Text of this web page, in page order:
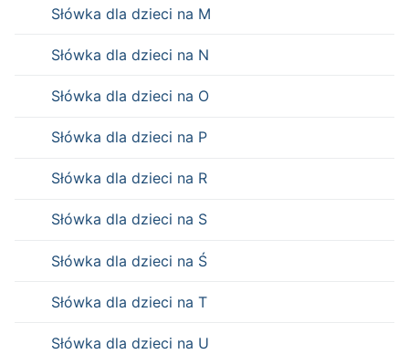
Słówka dla dzieci na M
Słówka dla dzieci na N
Słówka dla dzieci na O
Słówka dla dzieci na P
Słówka dla dzieci na R
Słówka dla dzieci na S
Słówka dla dzieci na Ś
Słówka dla dzieci na T
Słówka dla dzieci na U